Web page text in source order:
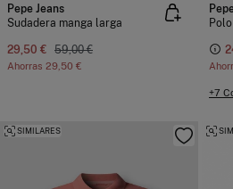
Pepe Jeans
Sudadera manga larga
29,50 € 59,00 €
Ahorras 29,50 €
+7
SIMILARES